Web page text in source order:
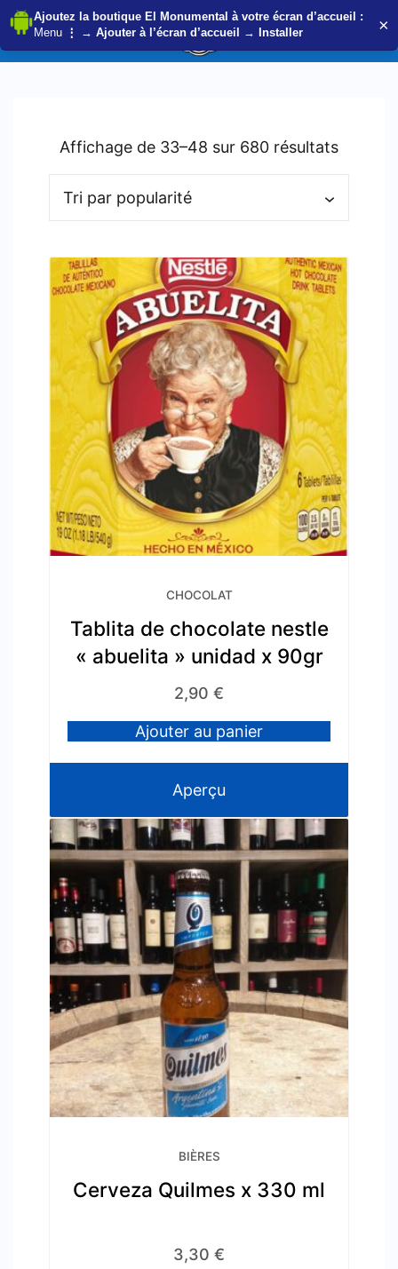
Affichage de 33–48 sur 680 résultatsTrié
CHOCOLAT
Tablita de chocolate nestle
« abuelita » unidad x 90gr
2,90 €
Ajouter au panier
Aperçu
BIÈRES
Cerveza Quilmes x 330 ml
3,30 €
Ajoutez la boutique El Monumental à votre écran d’accueil :
Menu ⋮ → Ajouter à l’écran d’accueil → Installer ×